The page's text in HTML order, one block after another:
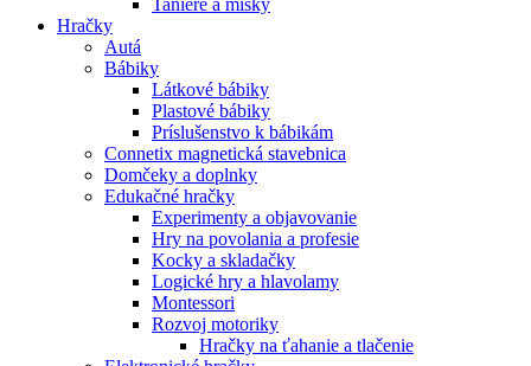
Hračky
Autá
Bábiky
Látkové bábiky
Plastové bábiky
Príslušenstvo k bábikám
Connetix magnetická stavebnica
Domčeky a doplnky
Edukačné hračky
Experimenty a objavovanie
Hry na povolania a profesie
Kocky a skladačky
Logické hry a hlavolamy
Montessori
Rozvoj motoriky
Hračky na ťahanie a tlačenie